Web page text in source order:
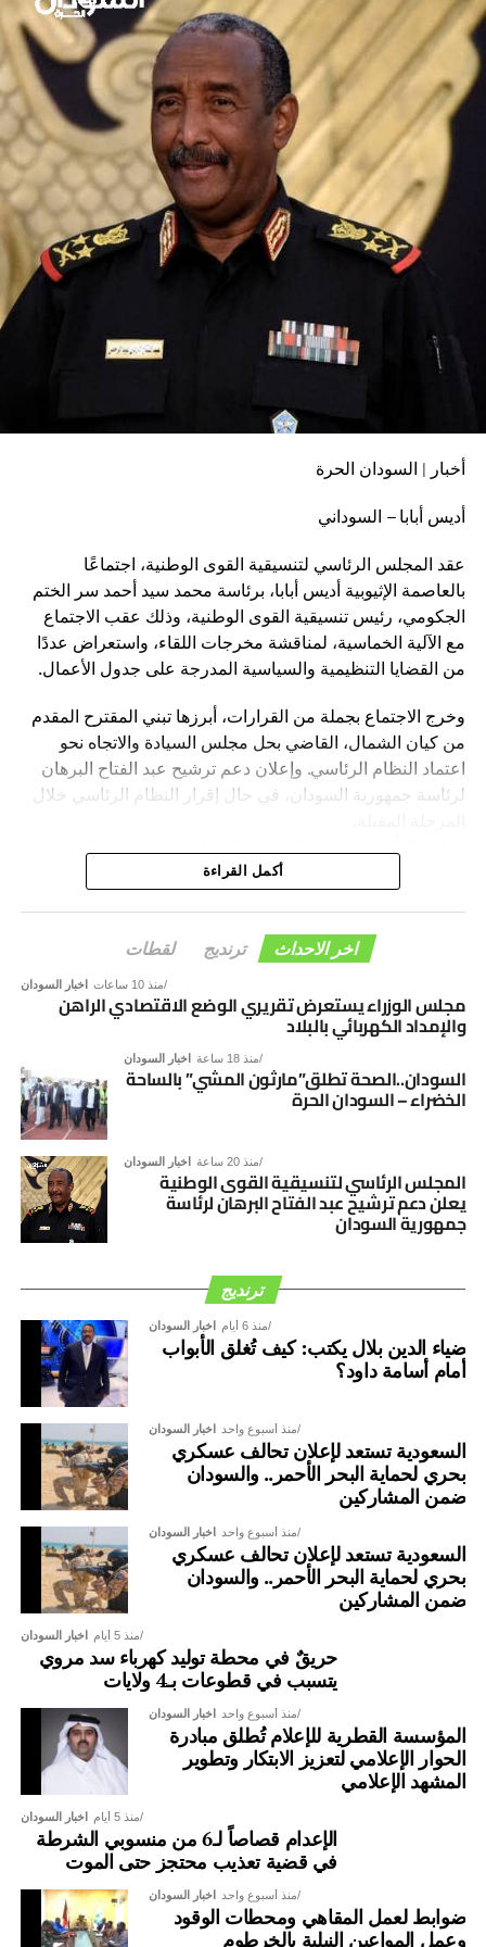
واكتفى القانوني ورئيس هيئة الدفاع عن الرئيس المعزول عمر
البشير، د. عبد الرحمن الخليفة، بما نشرته النيابة العامة بأن
اعتقال أعضاء من لجنة إزالة التمكين قانوني، منوهاً إلى أن الأمر
لا يحتاج للحديث، ولا يوجد حديث بعد النيابة العامة.
ولفت الخليفة فى تصريحه لـ(السوداني) إلى إصدار وزارة
الخارجية السوانية توضيحاً بشأن الاعتقال للسفارات.
التالي
هنري يؤدّي القسم رئيسًا لبوركينا فاسو – السودان الحرة
أخبار | السودان الحرة
أديس أبابا – السوداني
عقد المجلس الرئاسي لتنسيقية القوى الوطنية، اجتماعًا
بالعاصمة الإثيوبية أديس أبابا، برئاسة محمد سيد أحمد سر الختم
الجكومي، رئيس تنسيقية القوى الوطنية، وذلك عقب الاجتماع
مع الآلية الخماسية، لمناقشة مخرجات اللقاء، واستعراض عددًا
من القضايا التنظيمية والسياسية المدرجة على جدول الأعمال.
وخرج الاجتماع بجملة من القرارات، أبرزها تبني المقترح المقدم
من كيان الشمال، القاضي بحل مجلس السيادة والاتجاه نحو
اعتماد النظام الرئاسي. وإعلان دعم ترشيح عبد الفتاح البرهان
لرئاسة جمهورية السودان، في حال إقرار النظام الرئاسي خلال
الوطنية بمدينة الخرطوم خلال الفترة المقبلة.
وأكد المجلس الرئاسي، أن هذه القرارات تأتي في إطار رؤية
التنسيقية الرامية إلى دعم الاستقرار السياسي، وترسيخ
السوداني، بما يفضي إلى توافق وطني شامل يؤسس لمرحلة
جديدة من الأمن والاستقرار والتنمية.
أكمل القراءة
اخر الاحداث ترنديج لقطات
اخبار السودان منذ 10 ساعات
مجلس الوزراء يستعرض تقريري الوضع الاقتصادي الراهن
والإمداد الكهربائي بالبلاد
اخبار السودان منذ 18 ساعة
السودان..الصحة تطلق”مارثون المشي” بالساحة
الخضراء – السودان الحرة
اخبار السودان منذ 20 ساعة
المجلس الرئاسي لتنسيقية القوى الوطنية
يعلن دعم ترشيح عبد الفتاح البرهان لرئاسة
جمهورية السودان
ترنديج
اخبار السودان منذ 6 أيام
ضياء الدين بلال يكتب: كيف تُغلق الأبواب
أمام أسامة داود؟
اخبار السودان منذ أسبوع واحد
السعودية تستعد لإعلان تحالف عسكري
بحري لحماية البحر الأحمر.. والسودان
ضمن المشاركين
اخبار السودان منذ أسبوع واحد
السعودية تستعد لإعلان تحالف عسكري
بحري لحماية البحر الأحمر.. والسودان
ضمن المشاركين
اخبار السودان منذ 5 أيام
حريقٌ في محطة توليد كهرباء سد مروي
يتسبب في قطوعات بـ4 ولايات
اخبار السودان منذ أسبوع واحد
المؤسسة القطرية للإعلام تُطلق مبادرة
الحوار الإعلامي لتعزيز الابتكار وتطوير
المشهد الإعلامي
اخبار السودان منذ 5 أيام
الإعدام قصاصاً لـ6 من منسوبي الشرطة
في قضية تعذيب محتجز حتى الموت
اخبار السودان منذ أسبوع واحد
ضوابط لعمل المقاهي ومحطات الوقود
وعمل المواعين النيلية بالخرطوم